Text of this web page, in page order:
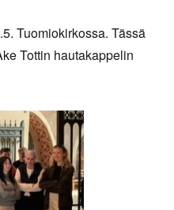
Tuomiokirkossa. Tässä
Tottin hautakappelin